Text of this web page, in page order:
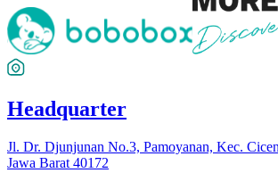
Headquarter
Jl. Dr. Djunjunan No.3, Pamoyanan, Kec.
Jawa Barat 40172